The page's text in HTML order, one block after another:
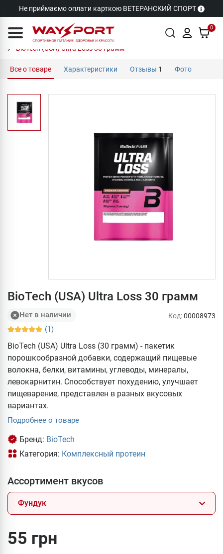
Не приймаємо оплати карткою ВЕТЕРАНСКИЙ СПОРТ
0
BioTech (USA) Ultra Loss 30 грамм
Все о товаре Характеристики Отзывы 1 Фото
BioTech (USA) Ultra Loss 30 грамм
Нет в наличии
(1)
Код:00008973
BioTech (USA) Ultra Loss (30 грамм) - пакетик
порошкообразной добавки, содержащий пищевые
волокна, белки, витамины, углеводы, минералы,
левокарнитин. Способствует похудению, улучшает
пищеварение, представлен в разных вкусовых
вариантах.
Подробнее о товаре
Бренд: BioTech
Категория: Комплексный протеин
Ассортимент вкусов
Фундук
55 грн